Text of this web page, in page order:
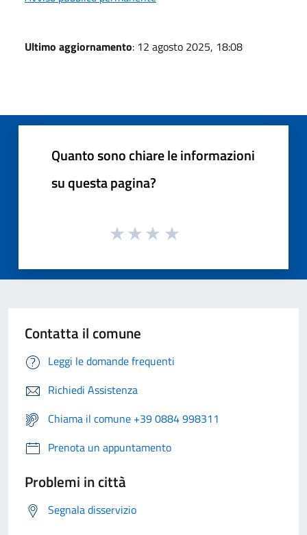
Ultimo aggiornamento: 12 agosto 2025, 18:08
Quanto sono chiare le informazioni
su questa pagina?
Contatta il comune
Leggi le domande frequenti
Richiedi Assistenza
Chiama il comune +39 0884 998311
Prenota un appuntamento
Problemi in città
Segnala disservizio